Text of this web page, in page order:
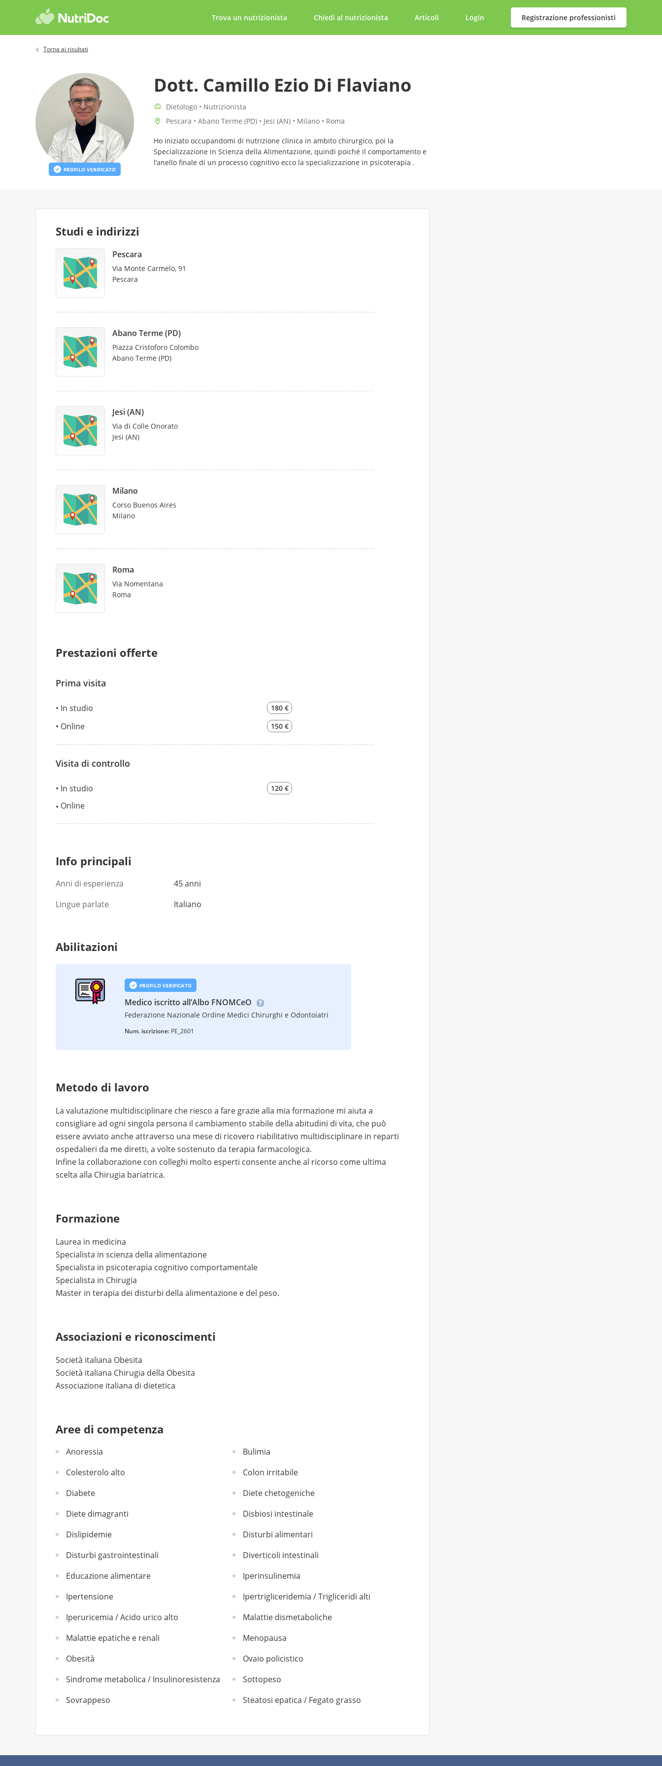
Trova un nutrizionista Chiedi al nutrizionista Articoli Login Registrazione professionisti
Torna ai risultati
PROFILO VERIFICATO
Dott. Camillo Ezio Di Flaviano
Dietologo • Nutrizionista
Pescara • Abano Terme (PD) • Jesi (AN) • Milano • Roma
Ho iniziato occupandomi di nutrizione clinica in ambito chirurgico, poi la
Specializzazione in Scienza della Alimentazione, quindi poiché il comportamento e
l’anello finale di un processo cognitivo ecco la specializzazione in psicoterapia .
Studi e indirizzi
Pescara
Via Monte Carmelo, 91
Pescara
Abano Terme (PD)
Piazza Cristoforo Colombo
Abano Terme (PD)
Jesi (AN)
Via di Colle Onorato
Jesi (AN)
Milano
Corso Buenos Aires
Milano
Roma
Via Nomentana
Roma
Prestazioni offerte
Prima visita
In studio 180 €
Online 150 €
Visita di controllo
In studio 120 €
Online
Info principali
Anni di esperienza
45 anni
Lingue parlate
Italiano
Abilitazioni
PROFILO VERIFICATO
Medico iscritto all’Albo FNOMCeO
Federazione Nazionale Ordine Medici Chirurghi e Odontoiatri
Num. iscrizione: PE_2601
Metodo di lavoro
La valutazione multidisciplinare che riesco a fare grazie alla mia formazione mi aiuta a
consigliare ad ogni singola persona il cambiamento stabile della abitudini di vita, che può
essere avviato anche attraverso una mese di ricovero riabilitativo multidisciplinare in reparti
ospedalieri da me diretti, a volte sostenuto da terapia farmacologica.
Infine la collaborazione con colleghi molto esperti consente anche al ricorso come ultima
scelta alla Chirugia bariatrica.
Formazione
Laurea in medicina
Specialista in scienza della alimentazione
Specialista in psicoterapia cognitivo comportamentale
Specialista in Chirugia
Master in terapia dei disturbi della alimentazione e del peso.
Associazioni e riconoscimenti
Società italiana Obesita
Società italiana Chirugia della Obesita
Associazione italiana di dietetica
Aree di competenza
Anoressia
Bulimia
Colesterolo alto
Colon irritabile
Diabete
Diete chetogeniche
Diete dimagranti
Disbiosi intestinale
Dislipidemie
Disturbi alimentari
Disturbi gastrointestinali
Diverticoli intestinali
Educazione alimentare
Iperinsulinemia
Ipertensione
Ipertrigliceridemia / Trigliceridi alti
Iperuricemia / Acido urico alto
Malattie dismetaboliche
Malattie epatiche e renali
Menopausa
Obesità
Ovaio policistico
Sindrome metabolica / Insulinoresistenza
Sottopeso
Sovrappeso
Steatosi epatica / Fegato grasso